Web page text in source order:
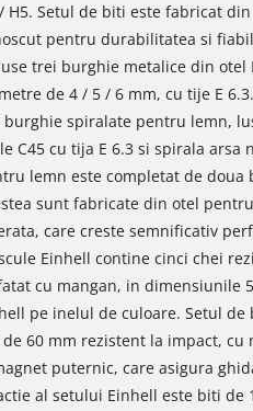
H5. Setul de biti este fabricat
pentru durabilitatea si
trei burghie metalice din
de 4 / 5 / 6 mm, cu tije E
spiralate pentru lemn,
C45 cu tija E 6.3 si spirala
lemn este completat de
sunt fabricate din otel
care creste semnificativ
Einhell contine cinci chei
cu mangan, in dimensiunile
pe inelul de culoare. Setul
60 mm rezistent la impact,
puternic, care asigura
al setului Einhell este biti de